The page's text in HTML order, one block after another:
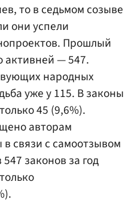
то в седьмом созыве
они успели
Прошлый
активней — 547.
народных
уже у 115. В законы
45 (9,6%).
авторам
связи с самоотзывом
законов за год